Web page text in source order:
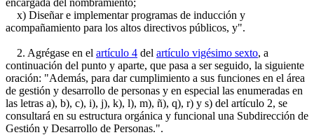
encargada del nombramiento;
x) Diseñar e implementar programas de inducción y
acompañamiento para los altos directivos públicos, y".
2. Agrégase en el artículo 4 del artículo vigésimo sexto, a
continuación del punto y aparte, que pasa a ser seguido, la siguiente
oración: "Además, para dar cumplimiento a sus funciones en el área
de gestión y desarrollo de personas y en especial las enumeradas en
las letras a), b), c), i), j), k), l), m), ñ), q), r) y s) del artículo 2, se
consultará en su estructura orgánica y funcional una Subdirección de
Gestión y Desarrollo de Personas.".